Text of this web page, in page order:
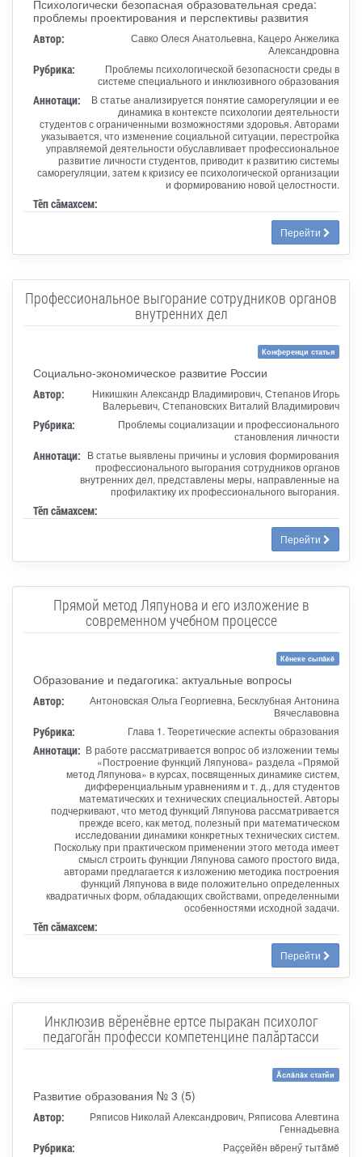
Психологически безопасная образовательная среда:
проблемы проектирования и перспективы развития
Автор:
Савко Олеся Анатольевна, Кацеро Анжелика
Александровна
Рубрика:
Проблемы психологической безопасности среды в
системе специального и инклюзивного образования
Аннотаци:
В статье анализируется понятие саморегуляции и ее
динамика в контексте психологии деятельности
студентов с ограниченными возможностями здоровья. Авторами
указывается, что изменение социальной ситуации, перестройка
управляемой деятельности обуславливает профессиональное
развитие личности студентов, приводит к развитию системы
саморегуляции, затем к кризису ее психологической организации
и формированию новой целостности.
Тӗп сӑмахсем:
Перейти
Профессиональное выгорание сотрудников органов
внутренних дел
Конференци статья
Социально-экономическое развитие России
Автор:
Никишкин Александр Владимирович, Степанов Игорь
Валерьевич, Степановских Виталий Владимирович
Рубрика:
Проблемы социализации и профессионального
становления личности
Аннотаци: В статье выявлены причины и условия формирования
профессионального выгорания сотрудников органов
внутренних дел, представлены меры, направленные на
профилактику их профессионального выгорания.
Тӗп сӑмахсем:
Перейти
Прямой метод Ляпунова и его изложение в
современном учебном процессе
Кĕнеке сыпăкĕ
Образование и педагогика: актуальные вопросы
Автор:
Антоновская Ольга Георгиевна, Бесклубная Антонина
Вячеславовна
Рубрика: Глава 1. Теоретические аспекты образования
Аннотаци: В работе рассматривается вопрос об изложении темы
«Построение функций Ляпунова» раздела «Прямой
метод Ляпунова» в курсах, посвященных динамике систем,
дифференциальным уравнениям и т. д., для студентов
математических и технических специальностей. Авторы
подчеркивают, что метод функций Ляпунова рассматривается
прежде всего, как метод, полезный при математическом
исследовании динамики конкретных технических систем.
Поскольку при практическом применении этого метода имеет
смысл строить функции Ляпунова самого простого вида,
авторами предлагается к изложению методика построения
функций Ляпунова в виде положительно определенных
квадратичных форм, обладающих свойствами, определенными
особенностями исходной задачи.
Тӗп сӑмахсем:
Перейти
Инклюзив вӗренӗвне ертсе пыракан психолог
педагогăн професси компетенцине палăртасси
Ăслăлăх статйи
Развитие образования № 3 (5)
Автор:
Ряписов Николай Александрович, Ряписова Алевтина
Геннадьевна
Рубрика: Раççейĕн вĕренӳ тытăмĕ